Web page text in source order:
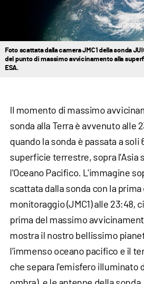
Foto scattata dalla camera JMC1 della sonda
del punto di massimo avvicinamento alla
ESA.
Il momento di massimo
sonda alla Terra è avvenuto alle
quando la sonda è passata a soli
superficie terrestre, sopra l'Asia
l'Oceano Pacifico. L'immagine
scattata dalla sonda con la prima
monitoraggio (JMC1) alle 23:48,
prima del massimo
mostra il nostro bellissimo
l'immenso oceano pacifico e il
che separa l'emisfero illuminato